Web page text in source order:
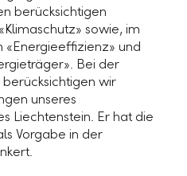
berücksichtigen
sowie, im
und
Bei der
wir
unseres
Liechtenstein. Er hat die
Vorgabe in der